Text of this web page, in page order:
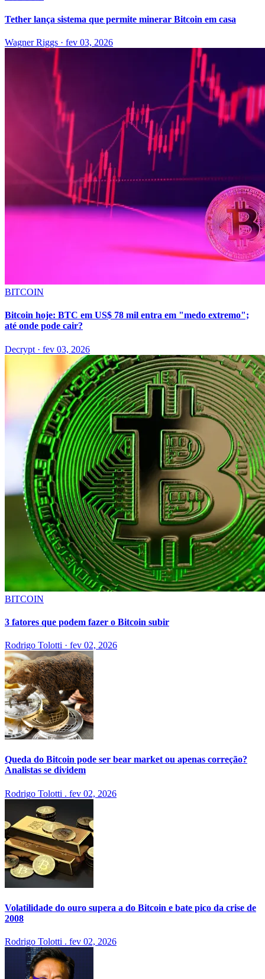
Tether lança sistema que permite minerar Bitcoin em casa
Wagner Riggs · fev 03, 2026
BITCOIN
Bitcoin hoje: BTC em US$ 78 mil entra em "medo extremo";
até onde pode cair?
Decrypt · fev 03, 2026
BITCOIN
3 fatores que podem fazer o Bitcoin subir
Rodrigo Tolotti · fev 02, 2026
Queda do Bitcoin pode ser bear market ou apenas correção?
Analistas se dividem
Rodrigo Tolotti . fev 02, 2026
Volatilidade do ouro supera a do Bitcoin e bate pico da crise de
2008
Rodrigo Tolotti . fev 02, 2026